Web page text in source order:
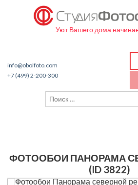
Уют Вашего дома
info@oboifoto.com
+7 (499) 2-200-300
ФОТООБОИ ПАНОРАМА
(ID 3822)